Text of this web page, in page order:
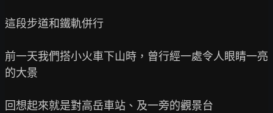
這段步道和鐵軌併行
前一天我們搭小火車下山時，曾行經一處令人眼睛一亮
的大景
回想起來就是對高岳車站、及一旁的觀景台